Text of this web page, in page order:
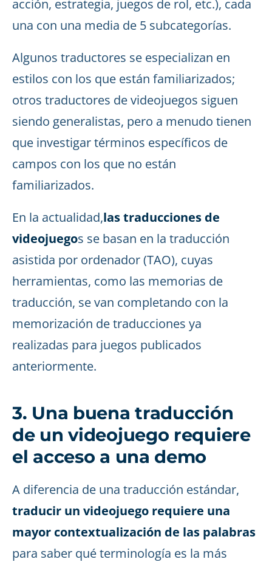
acción, estrategia, juegos de rol, etc.), cada
una con una media de 5 subcategorías.
Algunos traductores se especializan en
estilos con los que están familiarizados;
otros traductores de videojuegos siguen
siendo generalistas, pero a menudo tienen
que investigar términos específicos de
campos con los que no están
familiarizados.
En la actualidad,las traducciones de
videojuegos se basan en la traducción
asistida por ordenador (TAO), cuyas
herramientas, como las memorias de
traducción, se van completando con la
memorización de traducciones ya
realizadas para juegos publicados
anteriormente.
3. Una buena traducción
de un videojuego requiere
el acceso a una demo
A diferencia de una traducción estándar,
traducir un videojuego requiere una
mayor contextualización de las palabras
para saber qué terminología es la más